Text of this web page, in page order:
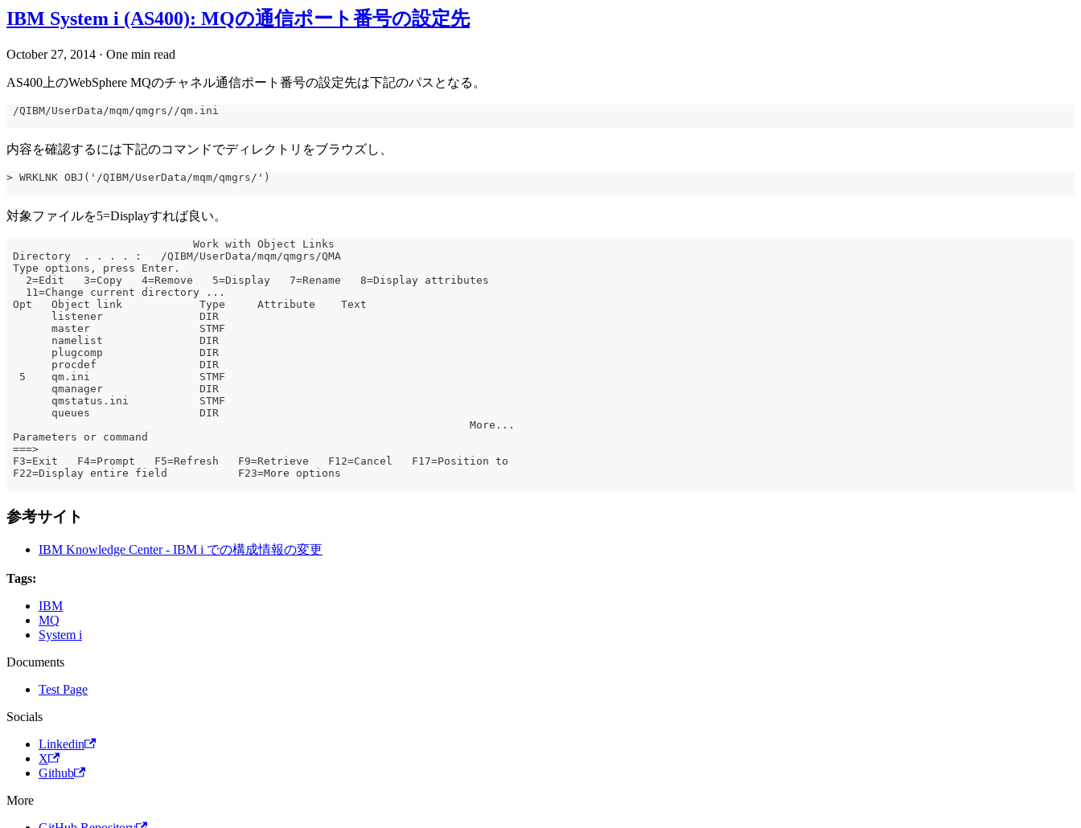
IBM System i (AS400): MQの通信ポート番号の設定先
October 27, 2014 · One min read
AS400上のWebSphere MQのチャネル通信ポート番号の設定先は下記のパスとなる。
/QIBM/UserData/mqm/qmgrs//qm.ini
内容を確認するには下記のコマンドでディレクトリをブラウズし、
> WRKLNK OBJ('/QIBM/UserData/mqm/qmgrs/')
対象ファイルを5=Displayすれば良い。
                             Work with Object Links
Directory  . . . . :   /QIBM/UserData/mqm/qmgrs/QMA
Type options, press Enter.
   2=Edit   3=Copy   4=Remove   5=Display   7=Rename   8=Display attributes
   11=Change current directory ...
Opt   Object link            Type     Attribute    Text
       listener               DIR
       master                 STMF
       namelist               DIR
       plugcomp               DIR
       procdef                DIR
  5    qm.ini                 STMF
       qmanager               DIR
       qmstatus.ini           STMF
       queues                 DIR
                                                                        More...
Parameters or command
===>
F3=Exit   F4=Prompt   F5=Refresh   F9=Retrieve   F12=Cancel   F17=Position to
F22=Display entire field           F23=More options
参考サイト
IBM Knowledge Center - IBM i での構成情報の変更
Tags:
IBM
MQ
System i
Documents
Test Page
Socials
Linkedin
X
Github
More